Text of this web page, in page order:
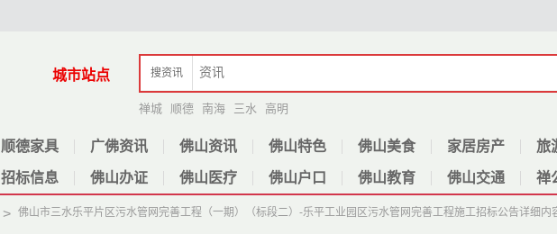
城市站点 搜资讯
禅城 顺德 南海 三水 高明
顺德家具 广佛资讯 佛山资讯 佛山特色 佛山美食 家居房产 旅
招标信息 佛山办证 佛山医疗 佛山户口 佛山教育 佛山交通 禅
> 佛山市三水乐平片区污水管网完善工程（一期）（标段二）-乐平工业园区污水管网完善工程施工招标公告详细内